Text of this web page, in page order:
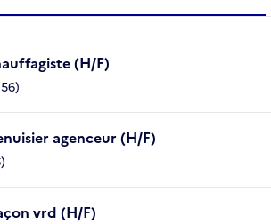
(H/F)
agenceur (H/F)
vrd (H/F)